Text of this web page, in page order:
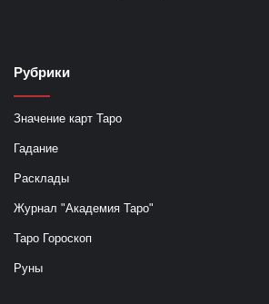
Рубрики
Значение карт Таро
Гадание
Расклады
Журнал "Академия Таро"
Таро Гороскоп
Руны